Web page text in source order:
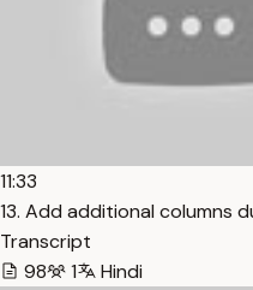
11:33
13. Add additional columns
Transcript
98
1 Hindi